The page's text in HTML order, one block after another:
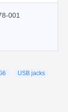
001
USB jacks